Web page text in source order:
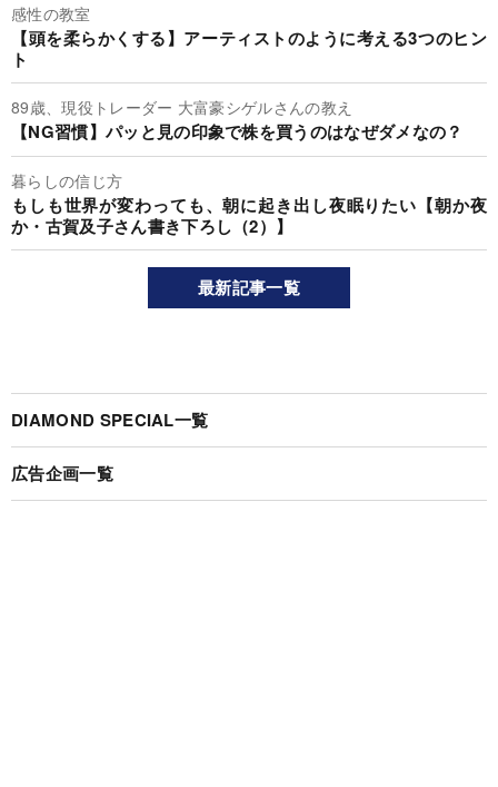
感性の教室
【頭を柔らかくする】アーティストのように考える3つのヒン
ト
89歳、現役トレーダー 大富豪シゲルさんの教え
【NG習慣】パッと見の印象で株を買うのはなぜダメなの？
暮らしの信じ方
もしも世界が変わっても、朝に起き出し夜眠りたい【朝か夜
か・古賀及子さん書き下ろし（2）】
最新記事一覧
DIAMOND SPECIAL一覧
広告企画一覧